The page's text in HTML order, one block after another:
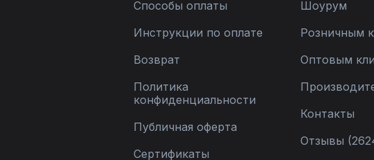
Способы оплаты
Инструкции по оплате
Возврат
Политика
конфиденциальности
Публичная оферта
Сертификаты
Шоурум
Розничным
Оптовым
Контакты
Отзывы